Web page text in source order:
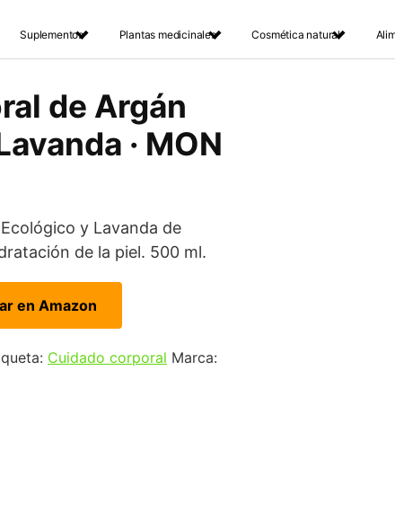
Suplementos Plantas medicinales Cosmética natural
de Argán
· MON
y Lavanda de
de la piel. 500 ml.
en Amazon
Cuidado corporal Marca: